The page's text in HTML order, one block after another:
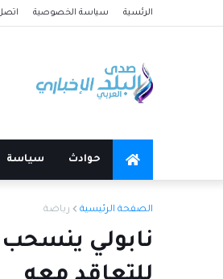
الرئسية سياسة الخصوصية
حوادث سياسة
الصفحة الرئيسية رياضة
نابولي